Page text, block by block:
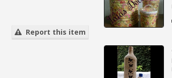
Report this item